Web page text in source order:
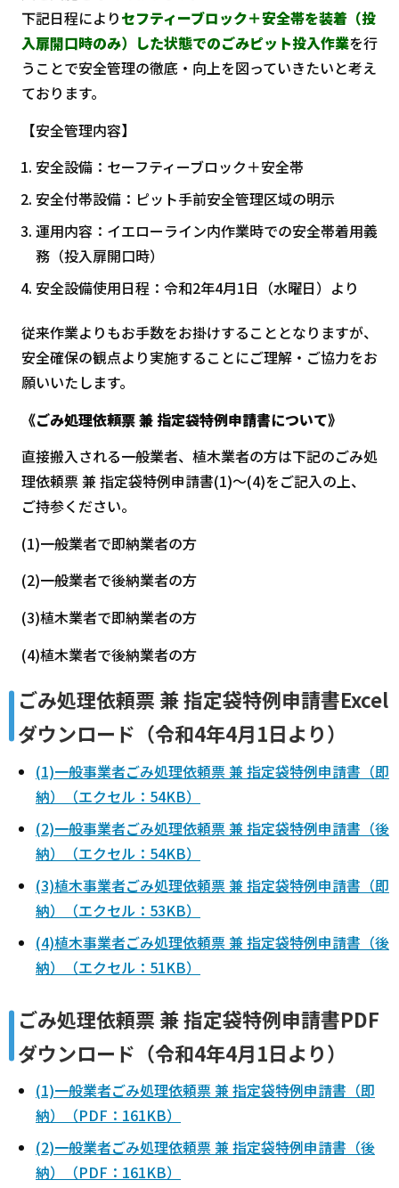
下記日程によりセフティーブロック＋安全帯を装着（投
入扉開口時のみ）した状態でのごみピット投入作業を行
うことで安全管理の徹底・向上を図っていきたいと考え
ております。
【安全管理内容】
安全設備：セーフティーブロック＋安全帯
安全付帯設備：ピット手前安全管理区域の明示
運用内容：イエローライン内作業時での安全帯着用義
務（投入扉開口時）
安全設備使用日程：令和2年4月1日（水曜日）より
従来作業よりもお手数をお掛けすることとなりますが、
安全確保の観点より実施することにご理解・ご協力をお
願いいたします。
《ごみ処理依頼票 兼 指定袋特例申請書について》
直接搬入される一般業者、植木業者の方は下記のごみ処
理依頼票 兼 指定袋特例申請書(1)～(4)をご記入の上、
ご持参ください。
(1)一般業者で即納業者の方
(2)一般業者で後納業者の方
(3)植木業者で即納業者の方
(4)植木業者で後納業者の方
ごみ処理依頼票 兼 指定袋特例申請書Excel
ダウンロード（令和4年4月1日より）
(1)一般事業者ごみ処理依頼票 兼 指定袋特例申請書（即
納）（エクセル：54KB）
(2)一般事業者ごみ処理依頼票 兼 指定袋特例申請書（後
納）（エクセル：54KB）
(3)植木事業者ごみ処理依頼票 兼 指定袋特例申請書（即
納）（エクセル：53KB）
(4)植木事業者ごみ処理依頼票 兼 指定袋特例申請書（後
納）（エクセル：51KB）
ごみ処理依頼票 兼 指定袋特例申請書PDF
ダウンロード（令和4年4月1日より）
(1)一般業者ごみ処理依頼票 兼 指定袋特例申請書（即
納）（PDF：161KB）
(2)一般業者ごみ処理依頼票 兼 指定袋特例申請書（後
納）（PDF：161KB）